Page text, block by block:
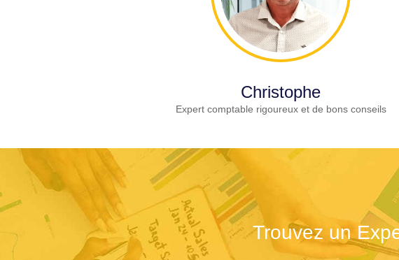
Christophe
Expert comptable rigoureux et de bons conseils
Trouvez un